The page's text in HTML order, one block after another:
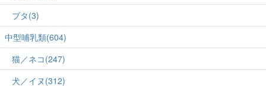
ブタ(3)
中型哺乳類(604)
猫／ネコ(247)
犬／イヌ(312)